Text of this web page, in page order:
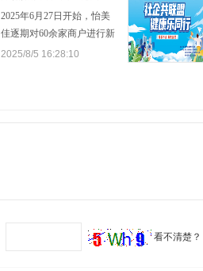
理李毅敏热情接待并全程陪
同，双方在轻松友好的氛围
2025年6月27日开始，怡美
佳逐期对60余家商户进行新
媒体运营培训，致力于培养
2025/8/5 16:28:10
看不清楚？